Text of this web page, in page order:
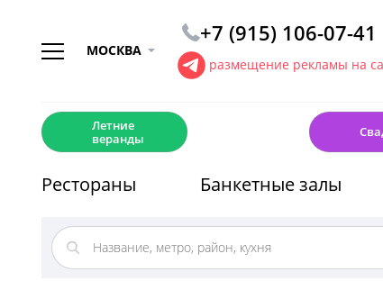
МОСКВА
+7 (915) 106-07-41
размещение рекламы на
Летние
веранды
Рестораны Банкетные залы